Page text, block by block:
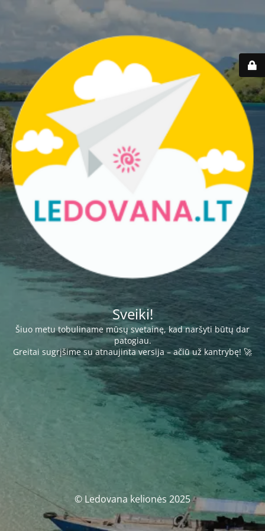
Sveiki!
Šiuo metu tobuliname mūsų svetainę, kad naršyti būtų dar
patogiau.
Greitai sugrįšime su atnaujinta versija – ačiū už kantrybę! 🚀
© Ledovana kelionės 2025